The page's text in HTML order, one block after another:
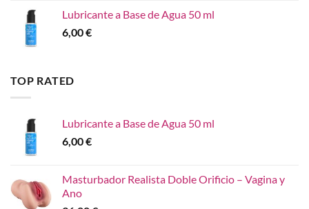
Lubricante a Base de Agua 50 ml
6,00€
TOP RATED
Lubricante a Base de Agua 50 ml
6,00€
Masturbador Realista Doble Orificio – Vagina y
Ano